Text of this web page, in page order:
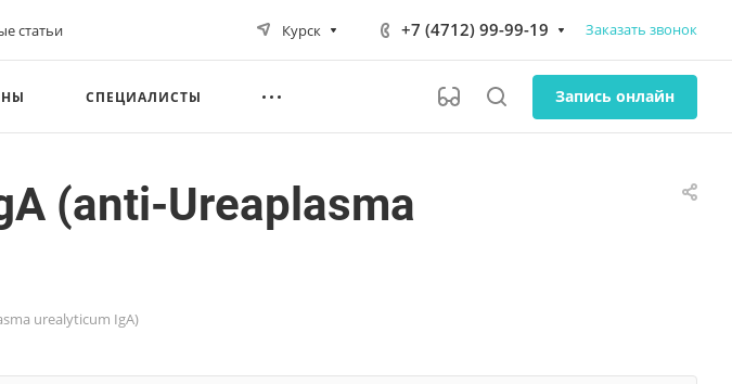
статьи Курск +7 (4712) 99-99-19 Заказать звонок
СПЕЦИАЛИСТЫ Запись онлайн
(anti-Ureaplasma
urealyticum IgA)